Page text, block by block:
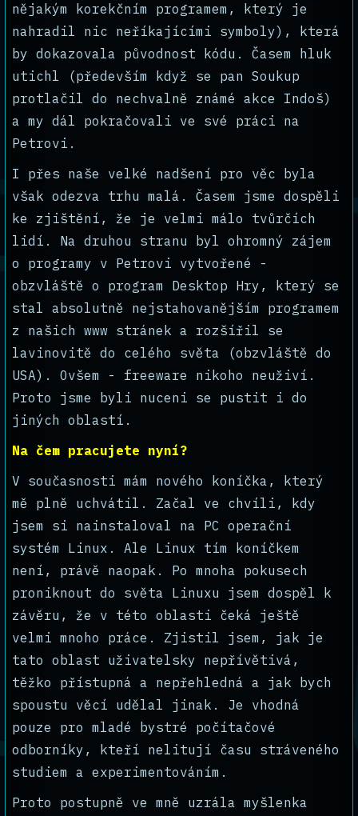
nějakým korekčním programem, který je
nahradil nic neříkajícími symboly), která
by dokazovala původnost kódu. Časem hluk
utichl (především když se pan Soukup
protlačil do nechvalně známé akce Indoš)
a my dál pokračovali ve své práci na
Petrovi.
I přes naše velké nadšení pro věc byla
však odezva trhu malá. Časem jsme dospěli
ke zjištění, že je velmi málo tvůrčích
lidí. Na druhou stranu byl ohromný zájem
o programy v Petrovi vytvořené -
obzvláště o program Desktop Hry, který se
stal absolutně nejstahovanějším programem
z našich www stránek a rozšířil se
lavinovitě do celého světa (obzvláště do
USA). Ovšem - freeware nikoho neuživí.
Proto jsme byli nuceni se pustit i do
jiných oblastí.
Na čem pracujete nyní?
V současnosti mám nového koníčka, který
mě plně uchvátil. Začal ve chvíli, kdy
jsem si nainstaloval na PC operační
systém Linux. Ale Linux tím koníčkem
není, právě naopak. Po mnoha pokusech
proniknout do světa Linuxu jsem dospěl k
závěru, že v této oblasti čeká ještě
velmi mnoho práce. Zjistil jsem, jak je
tato oblast uživatelsky nepřívětivá,
těžko přístupná a nepřehledná a jak bych
spoustu věcí udělal jinak. Je vhodná
pouze pro mladé bystré počítačové
odborníky, kteří nelitují času stráveného
studiem a experimentováním.
Proto postupně ve mně uzrála myšlenka